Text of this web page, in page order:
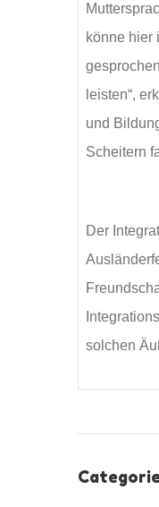
könne hier
leisten“,
und
Scheitern
Der
solchen